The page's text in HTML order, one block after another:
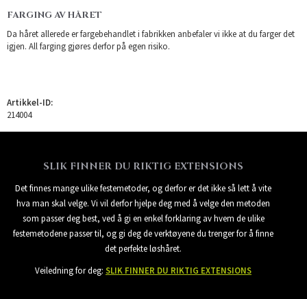
FARGING AV HÅRET
Da håret allerede er fargebehandlet i fabrikken anbefaler vi ikke at du farger det
igjen. All farging gjøres derfor på egen risiko.
Artikkel-ID:
214004
SLIK FINNER DU RIKTIG EXTENSIONS
Det finnes mange ulike festemetoder, og derfor er det ikke så lett å vite
hva man skal velge. Vi vil derfor hjelpe deg med å velge den metoden
som passer deg best, ved å gi en enkel forklaring av hvem de ulike
festemetodene passer til, og gi deg de verktøyene du trenger for å finne
det perfekte løshåret.
Veiledning for deg: SLIK FINNER DU RIKTIG EXTENSIONS